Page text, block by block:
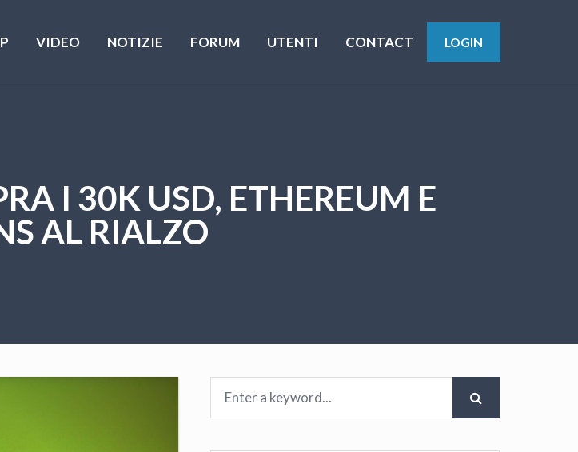
VIDEO NOTIZIE FORUM UTENTI CONTACT LOGIN
I 30K USD, ETHEREUM E
AL RIALZO